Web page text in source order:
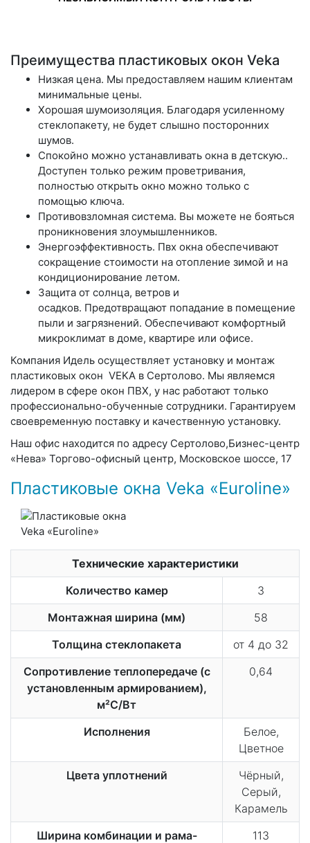
Преимущества пластиковых окон Veka
Низкая цена. Мы предоставляем нашим клиентам
минимальные цены.
Хорошая шумоизоляция. Благодаря усиленному
стеклопакету, не будет слышно посторонних
шумов.
Спокойно можно устанавливать окна в детскую..
Доступен только режим проветривания,
полностью открыть окно можно только с
помощью ключа.
Противовзломная система. Вы можете не бояться
проникновения злоумышленников.
Энергоэффективность. Пвх окна обеспечивают
сокращение стоимости на отопление зимой и на
кондиционирование летом.
Защита от солнца, ветров и
осадков. Предотвращают попадание в помещение
пыли и загрязнений. Обеспечивают комфортный
микроклимат в доме, квартире или офисе.
Компания Идель осуществляет установку и монтаж
пластиковых окон VEKA в Сертолово. Мы являемся
лидером в сфере окон ПВХ, у нас работают только
профессионально-обученные сотрудники. Гарантируем
своевременную поставку и качественную установку.
Наш офис находится по адресу Сертолово,Бизнес-центр
«Нева» Торгово-офисный центр, Московское шоссе, 17
Пластиковые окна Veka «Euroline»
Технические характеристики
Количество камер
3
Монтажная ширина (мм)
58
Толщина стеклопакета
от 4 до 32
Сопротивление теплопередаче (с
установленным армированием),
м²С/Вт
0,64
Исполнения
Белое,
Цветное
Цвета уплотнений
Чёрный,
Серый,
Карамель
Ширина комбинации и рама-
113